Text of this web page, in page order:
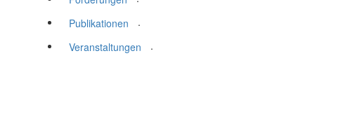
Publikationen
.
Veranstaltungen
.